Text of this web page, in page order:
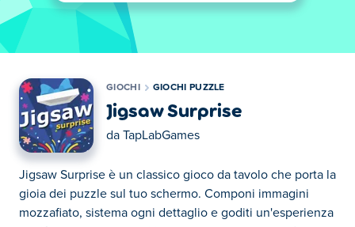
GIOCHI GIOCHI PUZZLE
Jigsaw Surprise
da TapLabGames
Jigsaw Surprise è un classico gioco da tavolo che porta la
gioia dei puzzle sul tuo schermo. Componi immagini
mozzafiato, sistema ogni dettaglio e goditi un'esperienza